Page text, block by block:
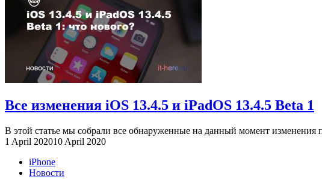
Все изменения iOS 13.4.5 и iPadOS 13.4.5 Beta 1
В этой статье мы собрали все обнаруженные на данный момент изменения
1 April 202010 April 2020
iPhone
Новости